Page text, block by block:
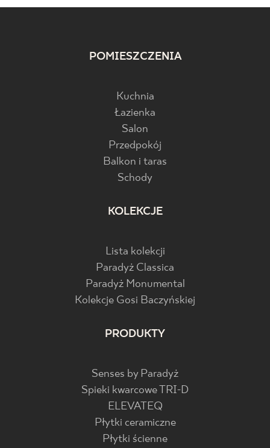
POMIESZCZENIA
Kuchnia
Łazienka
Salon
Przedpokój
Balkon i taras
Schody
KOLEKCJE
Lista kolekcji
Paradyż Classica
Paradyż Monumental
Kolekcje Gosi Baczyńskiej
PRODUKTY
Senses by Paradyż
Spieki kwarcowe TRI-D
ELEVATEQ
Płytki ceramiczne
Płytki ścienne